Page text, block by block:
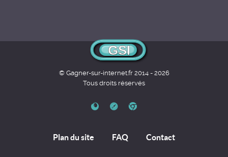
GSI
© Gagner-sur-internet.fr 2014 - 2026
Tous droits réservés
Plan du site FAQ Contact